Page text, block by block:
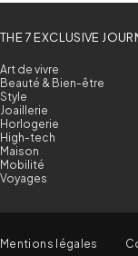
THE 7 EXCLUSIVE
Art de vivre
Beauté & Bien-être
Style
Joaillerie
Horlogerie
High-tech
Maison
Mobilité
Voyages
Mentions légales